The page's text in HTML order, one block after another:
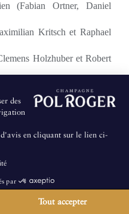
(Fabian Ortner, Daniel
Kritsch et Raphael
Holzhuber et Robert
Matthias Gruber et Agnes
le concours, et Fabian
est sorti vainqueur en
était composée de 3 vins
et un en provenance du
lieu de 15H à 18H chez
un cocktail et un dîner de
de Denis König
de visites au public.
des
en cliquant sur le lien ci-
par
Tout accepter